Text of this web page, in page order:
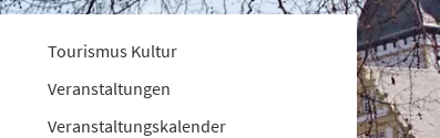
Tourismus Kultur
Veranstaltungen
Veranstaltungskalender